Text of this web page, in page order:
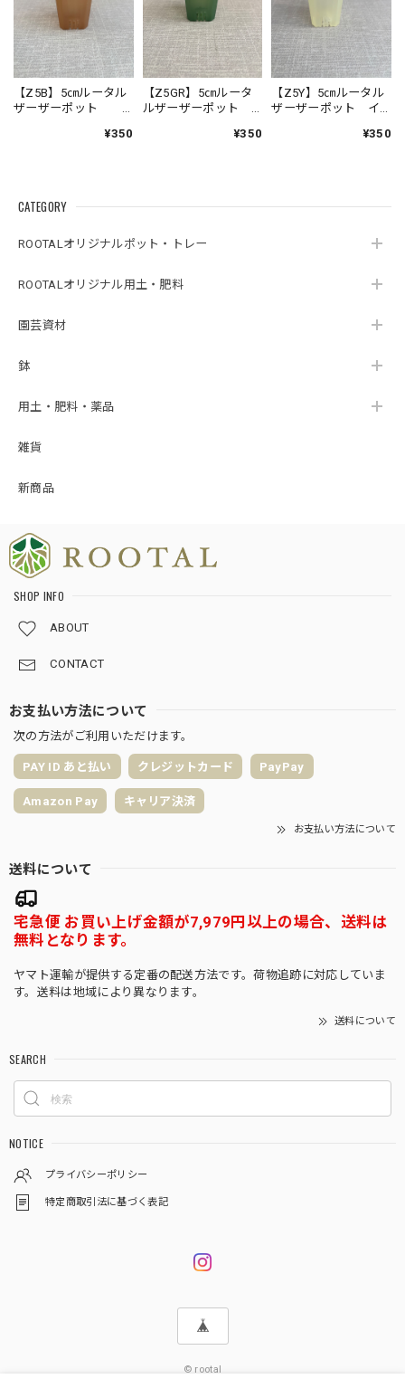
【Z5B】5㎝ルータル
ザーザーポット
¥350
【Z5GR】5㎝ルータ
ルザーザーポット
¥350
【Z5Y】5㎝ルータル
ザーザーポット イ
¥350
CATEGORY
ROOTALオリジナルポット・トレー
ROOTALオリジナル用土・肥料
園芸資材
鉢
用土・肥料・薬品
雑貨
新商品
SHOP INFO
ABOUT
CONTACT
お支払い方法について
次の方法がご利用いただけます。
PAY ID あと払い クレジットカード PayPay
Amazon Pay キャリア決済
お支払い方法について
送料について
宅急便 お買い上げ金額が7,979円以上の場合、送料は
無料となります。
ヤマト運輸が提供する定番の配送方法です。荷物追跡に対応していま
す。送料は地域により異なります。
送料について
SEARCH
NOTICE
プライバシーポリシー
特定商取引法に基づく表記
© rootal